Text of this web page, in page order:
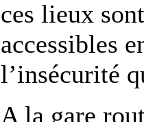
ces lieux
accessibles
l’insécurité
A la gare